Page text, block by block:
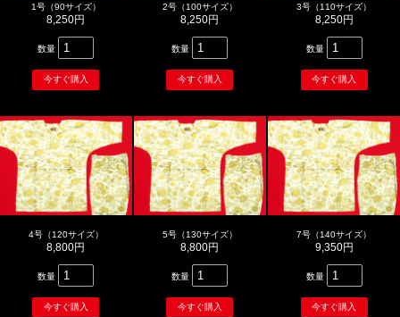
1号（90サイズ）
8,250円
数量
2号（100サイズ）
8,250円
数量
3号（110サイズ）
8,250円
数量
4号（120サイズ）
8,800円
数量
5号（130サイズ）
8,800円
数量
7号（140サイズ）
9,350円
数量